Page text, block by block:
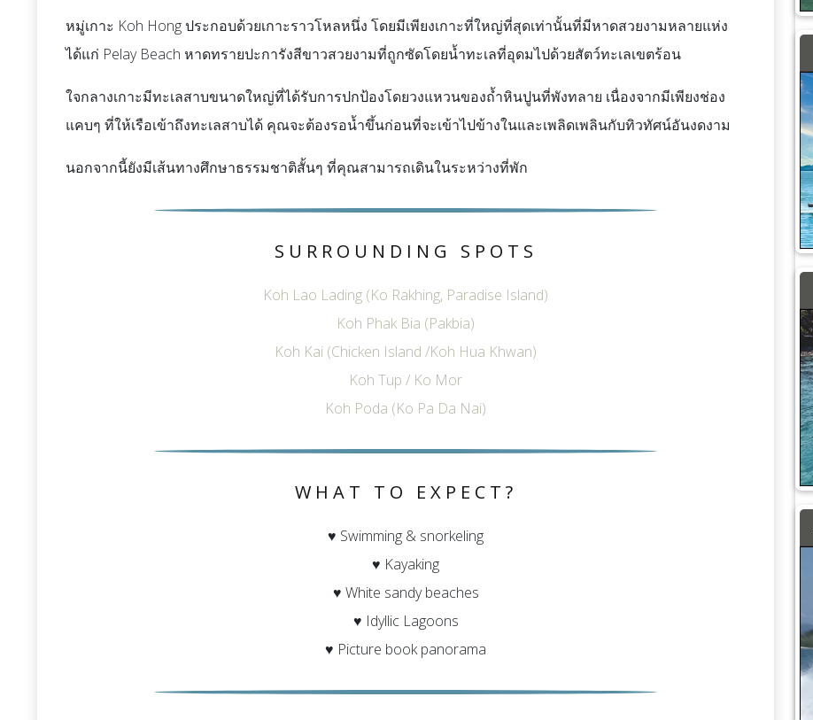
หมู่เกาะ Koh Hong ประกอบด้วยเกาะราวโหลหนึ่ง โดยมีเพียงเกาะที่ใหญ่ที่สุดเท่านั้นที่มีหาดสวยงามหลายแห่ง
ได้แก่ Pelay Beach หาดทรายปะการังสีขาวสวยงามที่ถูกซัดโดยน้ำทะเลที่อุดมไปด้วยสัตว์ทะเลเขตร้อน
ใจกลางเกาะมีทะเลสาบขนาดใหญ่ที่ได้รับการปกป้องโดยวงแหวนของถ้ำหินปูนที่พังทลาย เนื่องจากมีเพียงช่อง
แคบๆ ที่ให้เรือเข้าถึงทะเลสาบได้ คุณจะต้องรอน้ำขึ้นก่อนที่จะเข้าไปข้างในและเพลิดเพลินกับทิวทัศน์อันงดงาม
นอกจากนี้ยังมีเส้นทางศึกษาธรรมชาติสั้นๆ ที่คุณสามารถเดินในระหว่างที่พัก
SURROUNDING SPOTS
Koh Lao Lading (Ko Rakhing, Paradise Island)
Koh Phak Bia (Pakbia)
Koh Kai (Chicken Island /Koh Hua Khwan)
Koh Tup / Ko Mor
Koh Poda (Ko Pa Da Nai)
WHAT TO EXPECT?
♥ Swimming & snorkeling
♥ Kayaking
♥ White sandy beaches
♥ Idyllic Lagoons
♥ Picture book panorama